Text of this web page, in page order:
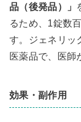
品（後発品）」
るため、1錠数
す。ジェネリッ
医薬品で、医師
効果・副作用